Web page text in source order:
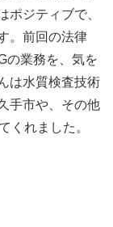
ポジティブで、
。前回の法律
の業務を、気を
は水質検査技術
手市や、その他
くれました。